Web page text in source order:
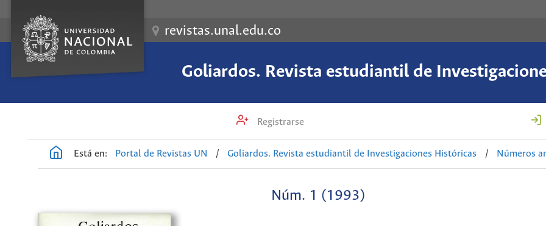
revistas.unal.edu.co
Goliardos. Revista estudiantil de
Registrarse
Está en: Portal de Revistas UN / Goliardos. Revista estudiantil de Investigaciones Históricas / Números
Núm. 1 (1993)